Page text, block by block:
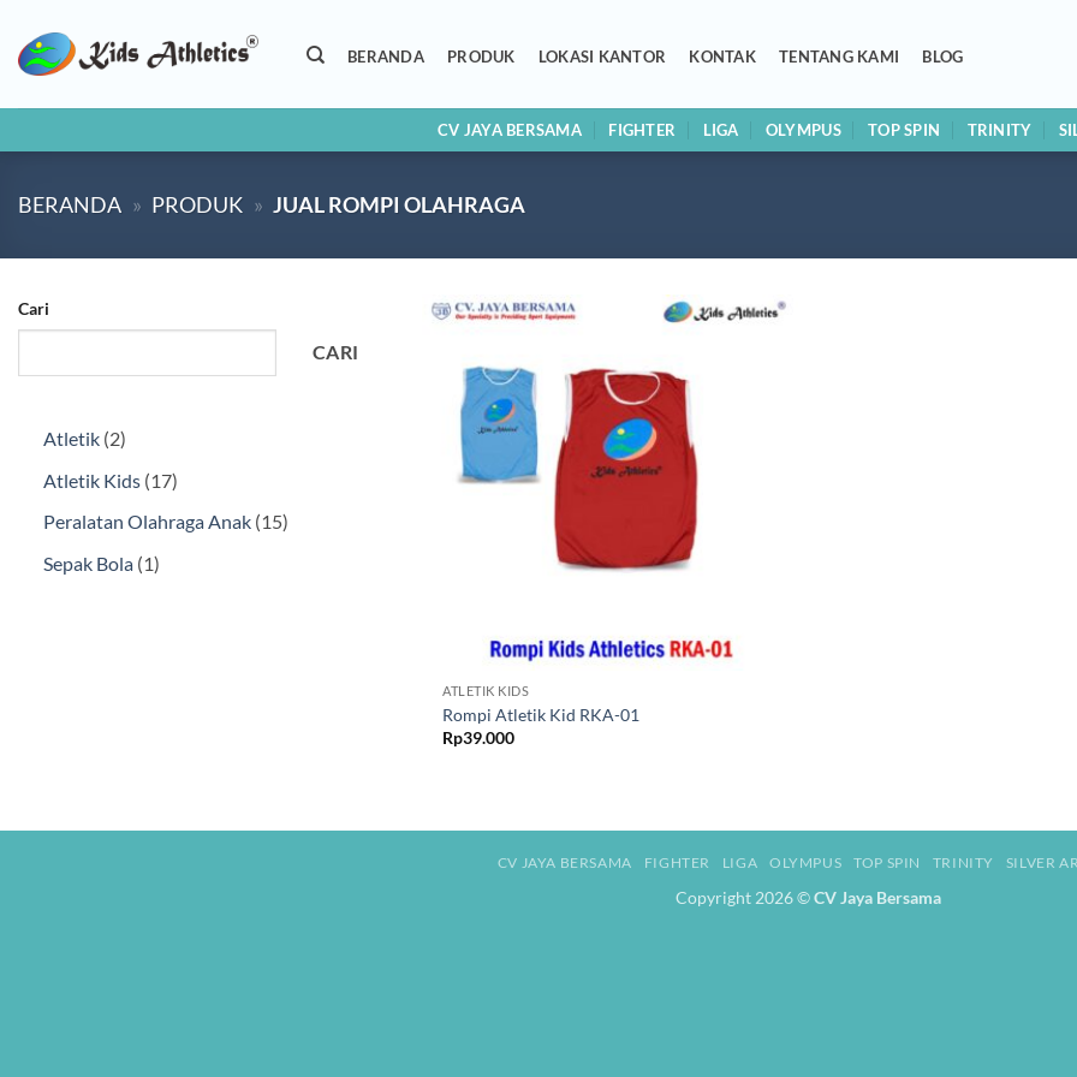
content
BERANDA PRODUK LOKASI KANTOR KONTAK TENTANG KAMI BLOG
CV JAYA BERSAMA FIGHTER LIGA OLYMPUS TOP SPIN TRINITY
BERANDA » PRODUK » JUAL ROMPI OLAHRAGA
Cari
CARI
Atletik 22
Produk
Atletik Kids 1717
Peralatan Olahraga Anak 1515
Sepak Bola 11
ATLETIK KIDS
Rompi Atletik Kid RKA-01
Rp39.000
CV JAYA BERSAMA FIGHTER LIGA OLYMPUS TOP SPIN TRINITY SILVER
Copyright 2026 ©CV Jaya Bersama